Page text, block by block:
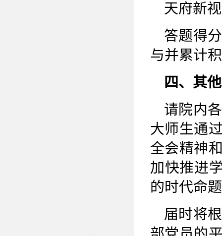
天府新
答题得
与并累计
四、其
请院内
大师生通
全会精神
加快推进
的时代命
届时将